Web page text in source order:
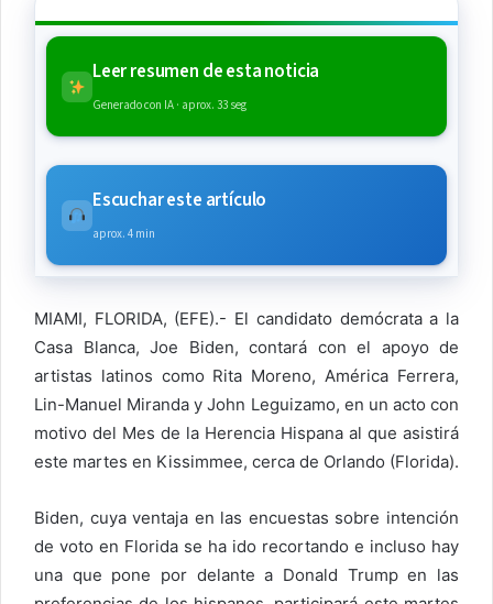
Leer resumen de esta noticia
Generado con IA · aprox. 33 seg
Escuchar este artículo
aprox. 4 min
MIAMI, FLORIDA, (EFE).- El candidato demócrata a la
Casa Blanca, Joe Biden, contará con el apoyo de
artistas latinos como Rita Moreno, América Ferrera,
Lin-Manuel Miranda y John Leguizamo, en un acto con
motivo del Mes de la Herencia Hispana al que asistirá
este martes en Kissimmee, cerca de Orlando (Florida).
Biden, cuya ventaja en las encuestas sobre intención
de voto en Florida se ha ido recortando e incluso hay
una que pone por delante a Donald Trump en las